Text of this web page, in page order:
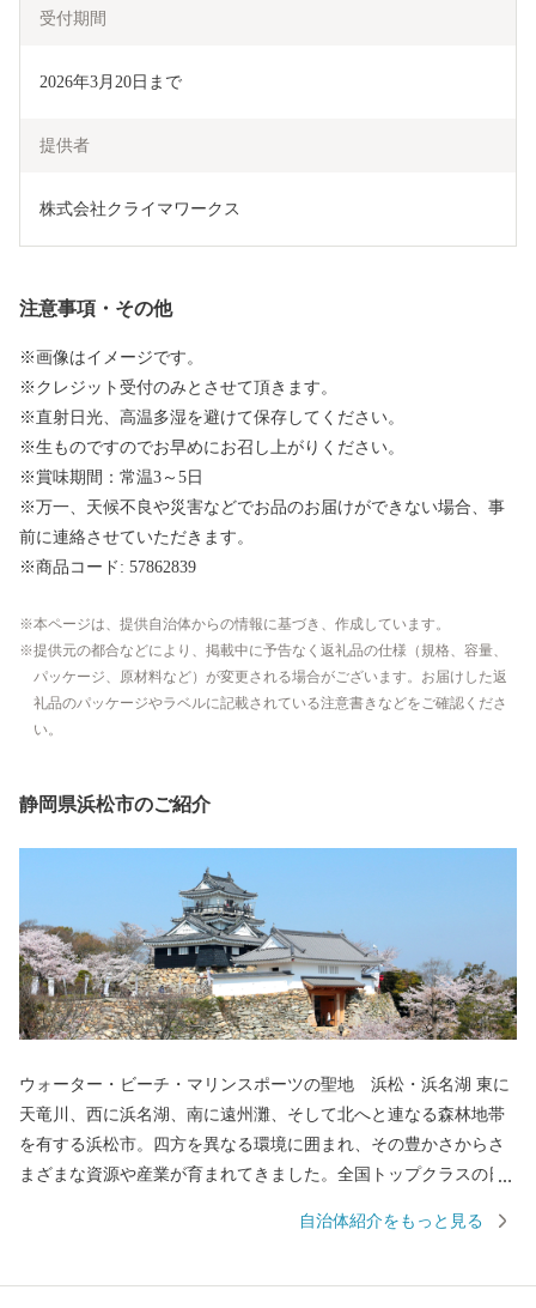
受付期間
2026年3月20日まで
提供者
株式会社クライマワークス
注意事項・その他
※画像はイメージです。
※クレジット受付のみとさせて頂きます。
※直射日光、高温多湿を避けて保存してください。
※生ものですのでお早めにお召し上がりください。
※賞味期間：常温3～5日
※万一、天候不良や災害などでお品のお届けができない場合、事
前に連絡させていただきます。
※商品コード: 57862839
本ページは、提供自治体からの情報に基づき、作成しています。
提供元の都合などにより、掲載中に予告なく返礼品の仕様（規格、容量、
パッケージ、原材料など）が変更される場合がございます。お届けした返
礼品のパッケージやラベルに記載されている注意書きなどをご確認くださ
い。
静岡県浜松市のご紹介
ウォーター・ビーチ・マリンスポーツの聖地 浜松・浜名湖 東に
天竜川、西に浜名湖、南に遠州灘、そして北へと連なる森林地帯
を有する浜松市。四方を異なる環境に囲まれ、その豊かさからさ
まざまな資源や産業が育まれてきました。全国トップクラスの日
ほか、楽器やオートバイ、繊維、食品など、ものづくりの街は生
自治体紹介をもっと見る